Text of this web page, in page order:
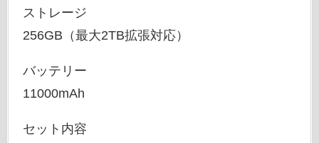
ストレージ
256GB（最大2TB拡張対応）
バッテリー
11000mAh
セット内容